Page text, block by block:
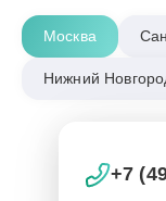
Москва
Нижний
+7